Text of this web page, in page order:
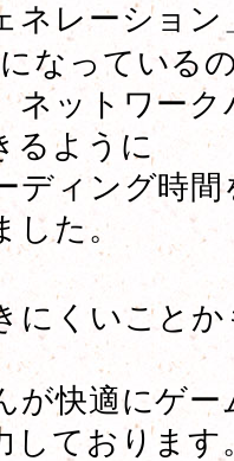
ネレーション
なっている
ネットワー
るように
ディング時
した。
にくいこと
が快適にゲ
しております